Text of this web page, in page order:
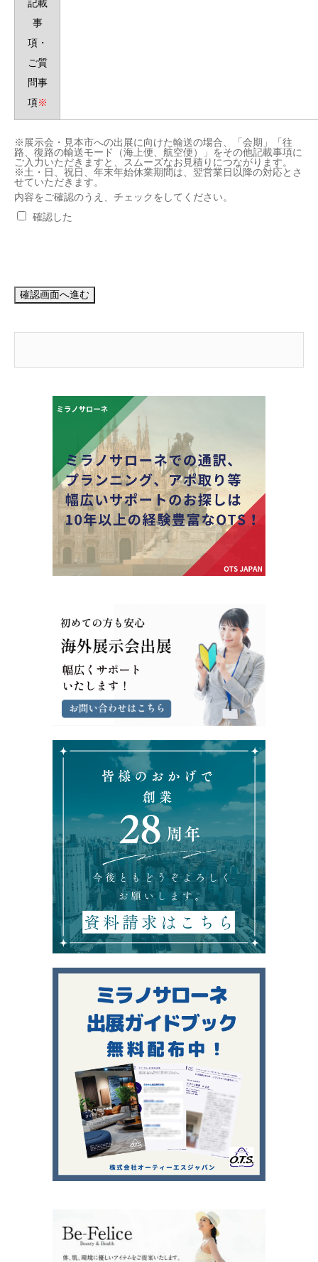
記載
事
項・
ご質
問事
項※
※展示会・見本市への出展に向けた輸送の場合、「会期」「往
路、復路の輸送モード（海上便、航空便）」をその他記載事項に
ご入力いただきますと、スムーズなお見積りにつながります。
※土・日、祝日、年末年始休業期間は、翌営業日以降の対応とさ
せていただきます。
内容をご確認のうえ、チェックをしてください。
確認した